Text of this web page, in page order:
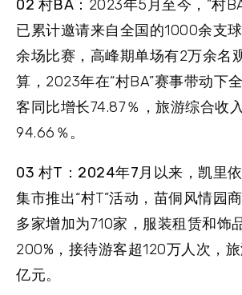
02 村BA： 2023年5月至今，”村
已累计邀请来自全国的1000余支
余场比赛，高峰期单场有2万余名
算，2023年在“村BA”赛事带动下
客同比增长74.87％，旅游综合收
94.66％。
03 村T：2024年7月以来， 凯里
集市推出“村T”活动，苗侗风情园
多家增加为710家，服装租赁和饰
200%，接待游客超120万人次，
亿元。